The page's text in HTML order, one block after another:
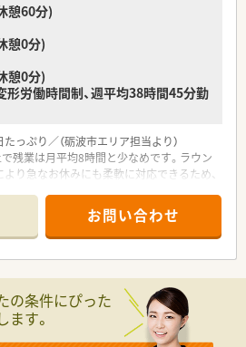
憩60分)
憩0分)
憩0分)
労働時間制、週平均38時間45分勤
っぷり／（砺波市エリア担当より）
残業は月平均8時間と少なめです。ラウン
り急なお休みにも柔軟に対応できるため、
＊
について】
ほどの場所に位置しており、通勤しやす
ニックから処方箋を応需しており、1日あ
50枚ほどとなります。
数名の事務員が在籍しており、少人数で
いた環境となっています。
お問い合わせ
の条件にぴった
す。